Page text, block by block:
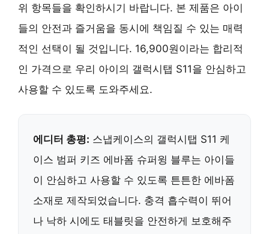
위 항목들을 확인하시기 바랍니다. 본 제품은 아이
들의 안전과 즐거움을 동시에 책임질 수 있는 매력
적인 선택이 될 것입니다. 16,900원이라는 합리적
인 가격으로 우리 아이의 갤럭시탭 S11을 안심하고
사용할 수 있도록 도와주세요.
에디터 총평: 스냅케이스의 갤럭시탭 S11 케
이스 범퍼 키즈 에바폼 슈퍼윙 블루는 아이들
이 안심하고 사용할 수 있도록 튼튼한 에바폼
소재로 제작되었습니다. 충격 흡수력이 뛰어
나 낙하 시에도 태블릿을 안전하게 보호해주